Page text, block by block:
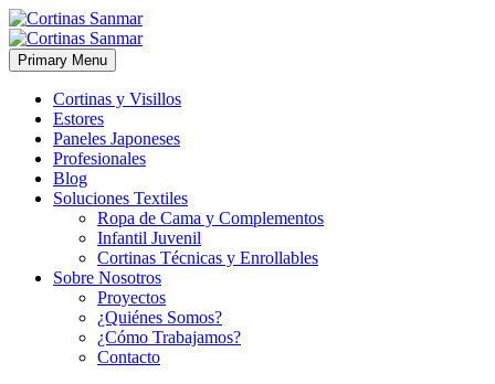
Primary Menu
Cortinas y Visillos
Estores
Paneles Japoneses
Profesionales
Blog
Soluciones Textiles
Ropa de Cama y Complementos
Infantil Juvenil
Cortinas Técnicas y Enrollables
Sobre Nosotros
Proyectos
¿Quiénes Somos?
¿Cómo Trabajamos?
Contacto